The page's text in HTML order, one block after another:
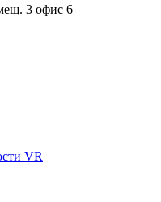
3 офис 6
VR